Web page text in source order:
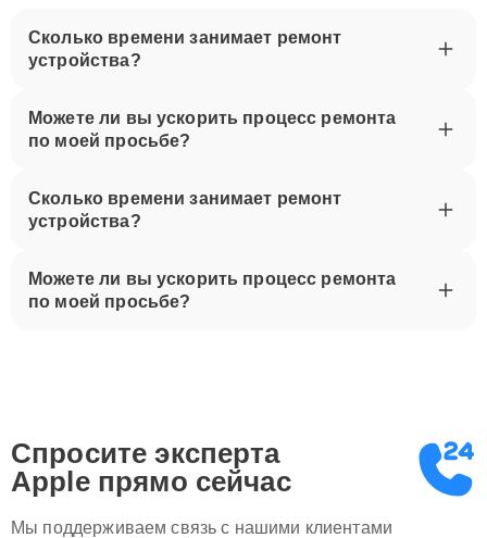
Сколько времени занимает ремонт
устройства?
Можете ли вы ускорить процесс ремонта
по моей просьбе?
Сколько времени занимает ремонт
устройства?
Можете ли вы ускорить процесс ремонта
по моей просьбе?
Спросите эксперта
Apple прямо сейчас
Мы поддерживаем связь с нашими клиентами